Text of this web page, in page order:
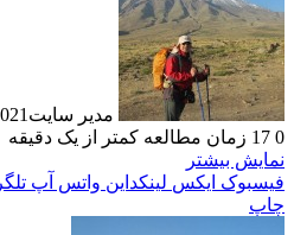
مدیر سایت2021-02-21
زمان مطالعه کمتر از یک دقیقه
بیشتر
ایکس لینکداین واتس آپ تلگرام